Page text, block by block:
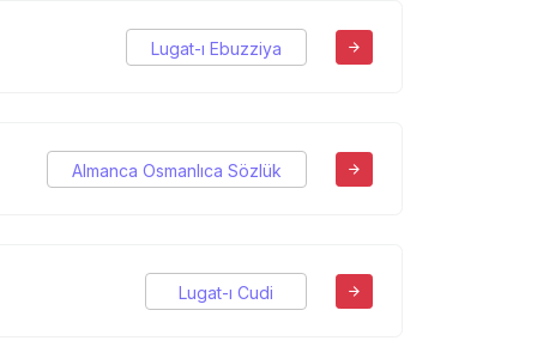
Lugat-ı Ebuzziya
Almanca Osmanlıca Sözlük
Lugat-ı Cudi